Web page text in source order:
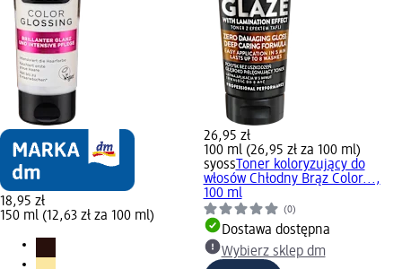
18,95 zł
150 ml (12,63 zł za 100 ml)
26,95 zł
100 ml (26,95 zł za 100 ml)
syoss Toner koloryzujący do
włosów Chłodny Brąz Color...,
100 ml
(0)
Dostawa dostępna
Wybierz sklep dm